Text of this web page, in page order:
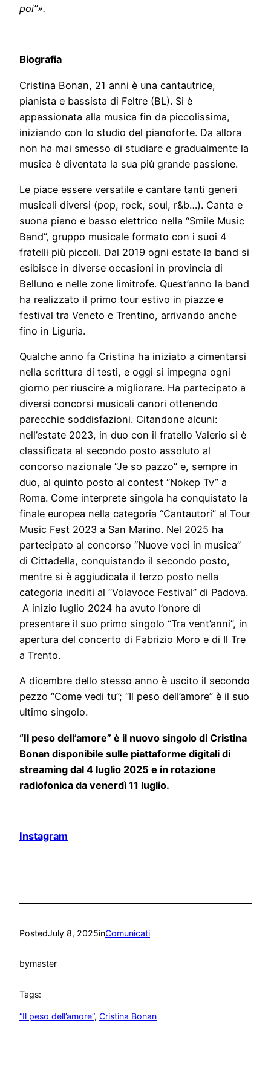
poi”».
Biografia
Cristina Bonan, 21 anni è una cantautrice,
pianista e bassista di Feltre (BL). Si è
appassionata alla musica fin da piccolissima,
iniziando con lo studio del pianoforte. Da allora
non ha mai smesso di studiare e gradualmente la
musica è diventata la sua più grande passione.
Le piace essere versatile e cantare tanti generi
musicali diversi (pop, rock, soul, r&b…). Canta e
suona piano e basso elettrico nella “Smile Music
Band”, gruppo musicale formato con i suoi 4
fratelli più piccoli. Dal 2019 ogni estate la band si
esibisce in diverse occasioni in provincia di
Belluno e nelle zone limitrofe. Quest’anno la band
ha realizzato il primo tour estivo in piazze e
festival tra Veneto e Trentino, arrivando anche
fino in Liguria.
Qualche anno fa Cristina ha iniziato a cimentarsi
nella scrittura di testi, e oggi si impegna ogni
giorno per riuscire a migliorare. Ha partecipato a
diversi concorsi musicali canori ottenendo
parecchie soddisfazioni. Citandone alcuni:
nell’estate 2023, in duo con il fratello Valerio si è
classificata al secondo posto assoluto al
concorso nazionale “Je so pazzo” e, sempre in
duo, al quinto posto al contest “Nokep Tv” a
Roma. Come interprete singola ha conquistato la
finale europea nella categoria “Cantautori” al Tour
Music Fest 2023 a San Marino. Nel 2025 ha
partecipato al concorso “Nuove voci in musica”
di Cittadella, conquistando il secondo posto,
mentre si è aggiudicata il terzo posto nella
categoria inediti al “Volavoce Festival” di Padova.
A inizio luglio 2024 ha avuto l’onore di
presentare il suo primo singolo “Tra vent’anni”, in
apertura del concerto di Fabrizio Moro e di Il Tre
a Trento.
A dicembre dello stesso anno è uscito il secondo
pezzo “Come vedi tu”; “Il peso dell’amore” è il suo
ultimo singolo.
“Il peso dell’amore” è il nuovo singolo di Cristina
Bonan disponibile sulle piattaforme digitali di
streaming dal 4 luglio 2025 e in rotazione
radiofonica da venerdì 11 luglio.
Instagram
PostedJuly 8, 2025inComunicati
bymaster
Tags:
“Il peso dell’amore”, Cristina Bonan